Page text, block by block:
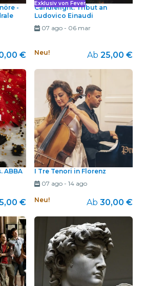
-
€
Exklusiv von Fever
Candlelight: Tribut an
Ludovico Einaudi
07 ago- 06 mar
Neu! Ab 25,00 €
ABBA
€
I Tre Tenori in Florenz
07 ago- 14 ago
Neu! Ab 30,00 €